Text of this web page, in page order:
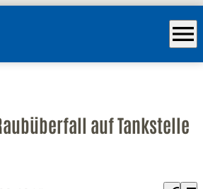
menu
auf Tankstelle